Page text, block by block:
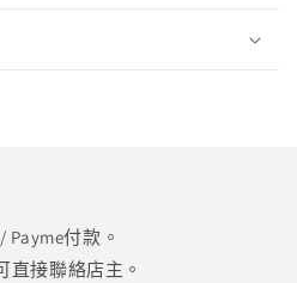
付款。
接聯絡店主。